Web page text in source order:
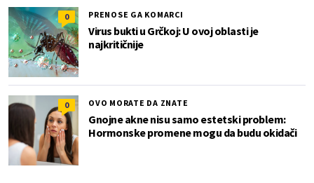
0 PRENOSE GA KOMARCI
Virus bukti u Grčkoj: U ovoj oblasti je
najkritičnije
0 OVO MORATE DA ZNATE
Gnojne akne nisu samo estetski problem:
Hormonske promene mogu da budu okidači